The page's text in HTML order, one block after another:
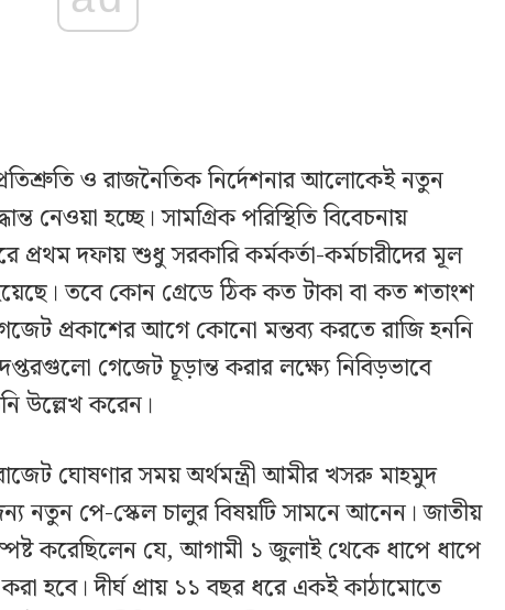
প্রতিশ্রুতি ও রাজনৈতিক নির্দেশনার আলোকেই নতুন
নেওয়া হচ্ছে। সামগ্রিক পরিস্থিতি বিবেচনায়
প্রথম দফায় শুধু সরকারি কর্মকর্তা-কর্মচারীদের মূল
তবে কোন গ্রেডে ঠিক কত টাকা বা কত শতাংশ
প্রকাশের আগে কোনো মন্তব্য করতে রাজি হননি
দপ্তরগুলো গেজেট চূড়ান্ত করার লক্ষ্যে নিবিড়ভাবে
উল্লেখ করেন।
ঘোষণার সময় অর্থমন্ত্রী আমীর খসরু মাহমুদ
নতুন পে-স্কেল চালুর বিষয়টি সামনে আনেন। জাতীয়
করেছিলেন যে, আগামী ১ জুলাই থেকে ধাপে ধাপে
হবে। দীর্ঘ প্রায় ১১ বছর ধরে একই কাঠামোতে